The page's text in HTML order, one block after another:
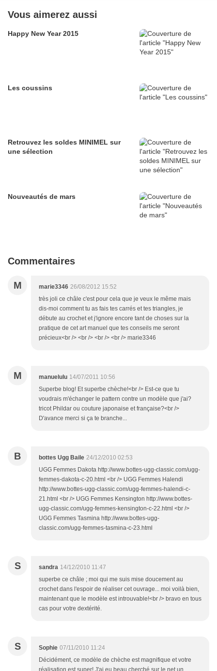
Vous aimerez aussi
Happy New Year 2015
Les coussins
Retrouvez les soldes MINIMEL sur
une sélection
Nouveautés de mars
Commentaires
M marie3346 26/08/2012 15:52
très joli ce châle c'est pour cela que je veux le même mais
dis-moi comment tu as fais tes carrés et tes triangles, je
débute au crochet et j'ignore encore tant de choses sur la
pratique de cet art manuel que tes conseils me seront
précieux<br /> <br /> <br /> <br /> marie3346
M manuelulu 14/07/2011 10:56
Superbe blog! Et superbe chèche!<br /> Est-ce que tu
voudrais m'échanger le pattern contre un modèle que j'ai?
tricot Phildar ou couture japonaise et française?<br />
D'avance merci si ça te branche...
B bottes Ugg Baile 24/12/2010 02:53
UGG Femmes Dakota http://www.bottes-ugg-classic.com/ugg-
femmes-dakota-c-20.html <br /> UGG Femmes Halendi
http://www.bottes-ugg-classic.com/ugg-femmes-halendi-c-
21.html <br /> UGG Femmes Kensington http://www.bottes-
ugg-classic.com/ugg-femmes-kensington-c-22.html <br />
UGG Femmes Tasmina http://www.bottes-ugg-
classic.com/ugg-femmes-tasmina-c-23.html
S sandra 14/12/2010 11:47
superbe ce châle ; moi qui me suis mise doucement au
crochet dans l'espoir de réaliser cet ouvrage... moi voilà bien,
maintenant que le modèle est introuvable!<br /> bravo en tous
cas pour votre dextérité.
S Sophie 07/11/2010 11:24
Décidément, ce modèle de chèche est magnifique et votre
réalisation est super! J'ai eu beau cherché sur le net un